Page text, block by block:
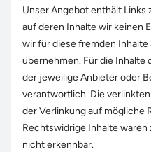
Unser Angebot enthält
auf deren Inhalte wir keinen
wir für diese fremden Inhalte
übernehmen. Für die Inhalte
der jeweilige Anbieter oder
verantwortlich. Die
der Verlinkung auf mögliche
Rechtswidrige Inhalte
nicht erkennbar.